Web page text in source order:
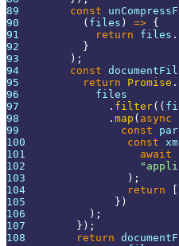
89
const
90
( files ) => {
91
return files .
92
}
93
) ;
94
const
95
return Promise .
96
            files
97
. filter( (
98
. map ( async
99
const
100
const
101
await
102
103
) ;
104
return
105
} )
106
) ;
107
} ) ;
108
return